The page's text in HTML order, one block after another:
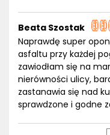
Beata Szostak
Naprawdę super
asfaltu przy każdej
zawiodłam się na
nierówności ulicy,
zastanawia się nad
sprawdzone i godne